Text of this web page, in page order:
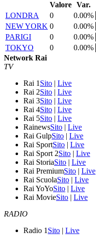
Valore Var.
LONDRA
0
0.00%
NEW YORK 0
0.00%
PARIGI
0
0.00%
TOKYO
0
0.00%
Network Rai
TV
Rai 1 Sito | Live
Rai 2Sito | Live
Rai 3Sito | Live
Rai 4Sito | Live
Rai 5Sito | Live
RainewsSito | Live
Rai GulpSito | Live
Rai SportSito | Live
Rai Sport 2Sito | Live
Rai StoriaSito | Live
Rai PremiumSito | Live
Rai ScuolaSito | Live
Rai YoYoSito | Live
Rai MovieSito | Live
RADIO
Radio 1 Sito | Live